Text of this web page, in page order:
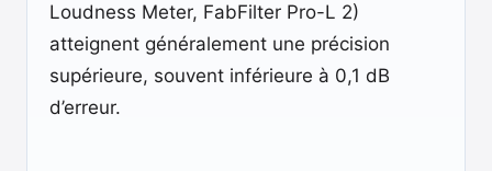
Loudness Meter, FabFilter Pro-L 2)
atteignent généralement une précision
supérieure, souvent inférieure à 0,1 dB
d’erreur.